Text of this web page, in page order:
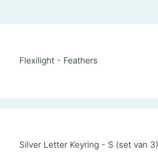
Flexilight - Feathers
Silver Letter Keyring - S (set van 3)